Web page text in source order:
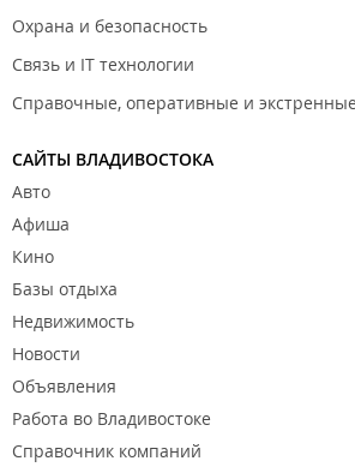
Охрана и безопасность
Связь и IT технологии
Справочные, оперативные и
САЙТЫ ВЛАДИВОСТОКА
Авто
Афиша
Кино
Базы отдыха
Недвижимость
Новости
Объявления
Работа во Владивостоке
Справочник компаний